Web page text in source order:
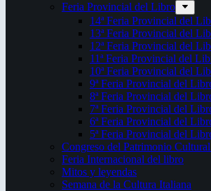
Feria Provincial del Libro
14ª Feria Provincial del
13ª Feria Provincial del
12ª Feria Provincial del
11ª Feria Provincial del
10ª Feria Provincial del
9ª Feria Provincial del
8ª Feria Provincial del
7ª Feria Provincial del
6ª Feria Provincial del
5ª Feria Provincial del
Congreso del Patrimonio
Feria Internacional del libro
Mitos y leyendas
Semana de la Cultura Italiana